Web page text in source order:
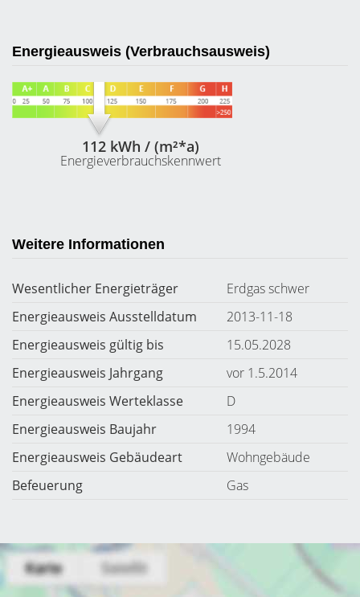
Energieausweis (Verbrauchsausweis)
112 kWh / (m²*a)
Energieverbrauchskennwert
Weitere Informationen
Wesentlicher Energieträger
Erdgas schwer
Energieausweis Ausstelldatum
2013-11-18
Energieausweis gültig bis
15.05.2028
Energieausweis Jahrgang
vor 1.5.2014
Energieausweis Werteklasse
D
Energieausweis Baujahr
1994
Energieausweis Gebäudeart
Wohngebäude
Befeuerung
Gas